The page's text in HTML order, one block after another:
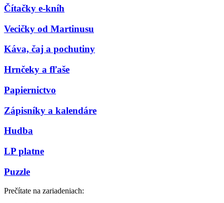
Čítačky e-kníh
Vecičky od Martinusu
Káva, čaj a pochutiny
Hrnčeky a fľaše
Papiernictvo
Zápisníky a kalendáre
Hudba
LP platne
Puzzle
Prečítate na zariadeniach: